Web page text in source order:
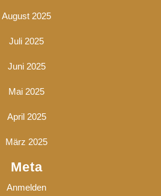
August 2025
Juli 2025
Juni 2025
Mai 2025
April 2025
März 2025
Meta
Anmelden